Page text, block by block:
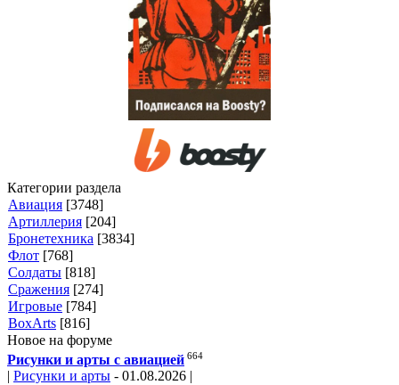
Категории раздела
Авиация [3748]
Артиллерия [204]
Бронетехника [3834]
Флот [768]
Солдаты [818]
Сражения [274]
Игровые [784]
BoxArts [816]
Новое на форуме
Рисунки и арты с авиацией 664
| Рисунки и арты - 01.08.2026 |